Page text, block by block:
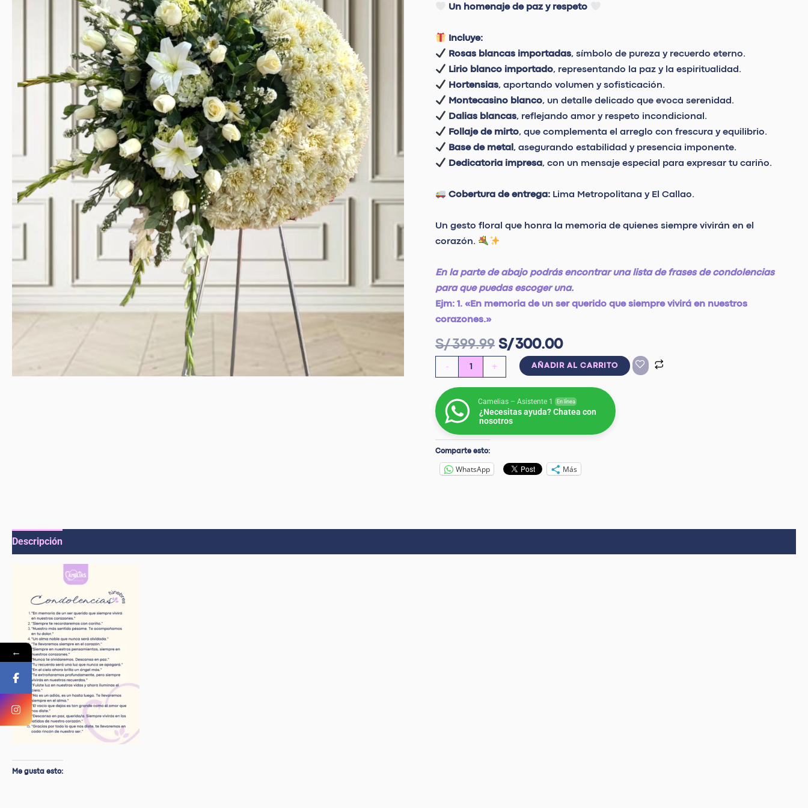
Un homenaje de paz y respeto
Incluye:
Rosas blancas importadas, símbolo de pureza y recuerdo eterno.
Lirio blanco importado, representando la paz y la espiritualidad.
Hortensias, aportando volumen y sofisticación.
Montecasino blanco, un detalle delicado que evoca serenidad.
Dalias blancas, reflejando amor y respeto incondicional.
Follaje de mirto, que complementa el arreglo con frescura y equilibrio.
Base de metal , asegurando estabilidad y presencia imponente.
Dedicatoria impresa, con un mensaje especial para expresar tu cariño.
Cobertura de entrega: Lima Metropolitana y El Callao.
Un gesto floral que honra la memoria de quienes siempre vivirán en el
corazón.
En la parte de abajo podrás encontrar una lista de frases de condolencias
para que puedas escoger una.
Ejm: 1. «En memoria de un ser querido que siempre vivirá en nuestros
corazones.»
S/399.99 S/300.00
-
con
blancas"
cantidad
+ AÑADIR AL CARRITO
Camelias – Asistente 1 En línea
¿Necesitas ayuda? Chatea con
nosotros
Comparte esto:
WhatsApp Más
Descripción
Me gusta esto:
←